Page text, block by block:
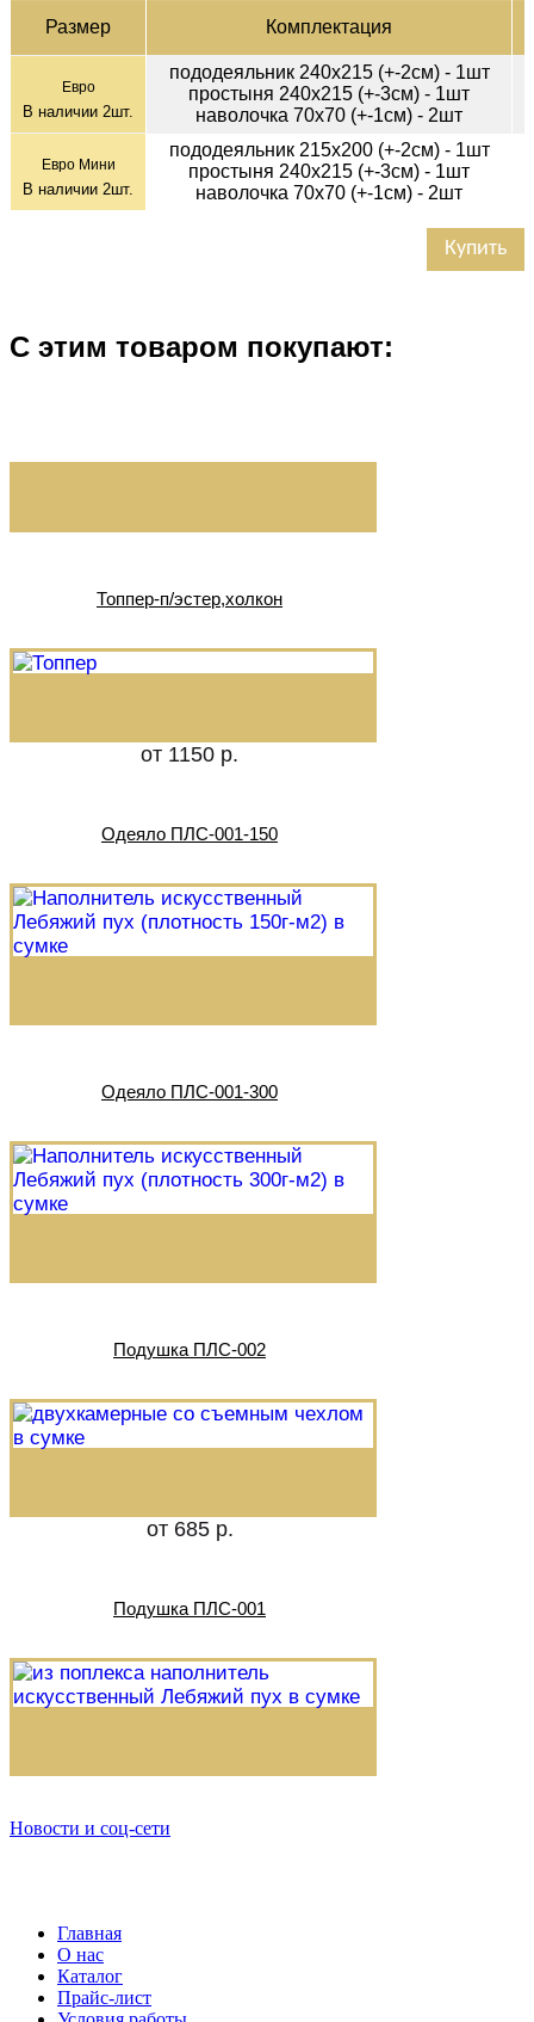
Раз­мер Ком­плек­тация
Евро
В наличии 2шт.
пододеяльник 240х215 (+-2см) - 1шт
простыня 240х215 (+-3см) - 1шт
наволочка 70х70 (+-1см) - 2шт
Евро Мини
В наличии 2шт.
пододеяльник 215х200 (+-2см) - 1шт
простыня 240х215 (+-3см) - 1шт
наволочка 70х70 (+-1см) - 2шт
Купить
С этим товаром покупают:
Топпер-п/эстер,холкон
от 1150 р.
Одеяло ПЛС-001-150
Одеяло ПЛС-001-300
Подушка ПЛС-002
от 685 р.
Подушка ПЛС-001
Новости и соц-сети
Главная
О нас
Каталог
Прайс-лист